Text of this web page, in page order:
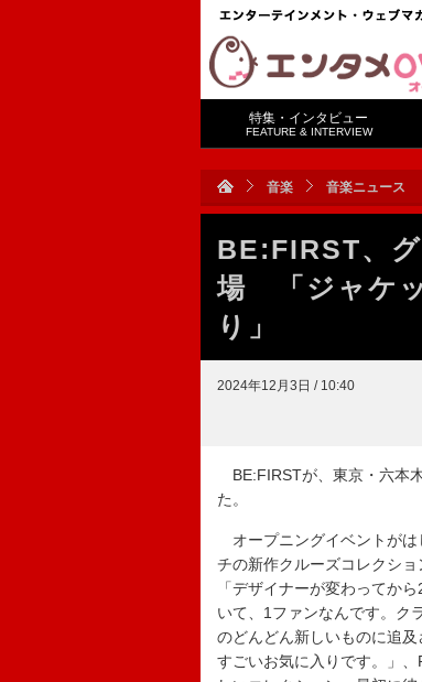
特集・インタビュー
FEATURE & INTERVIEW
音楽 音楽ニュース
BE:FIRST、
場 「ジャケ
り」
2024年12月3日 / 10:40
BE:FIRSTが、東京・六本
た。
オープニングイベントがは
チの新作クルーズコレクシ
「デザイナーが変わってか
いて、1ファンなんです。ク
のどんどん新しいものに追
すごいお気に入りです。」